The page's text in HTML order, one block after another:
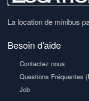
La location de minibus
Besoin d'aide
Contactez nous
Questions Fréquentes
Job